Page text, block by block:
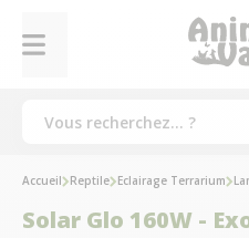
Accueil Reptile Eclairage Terrarium
Solar Glo 160W -